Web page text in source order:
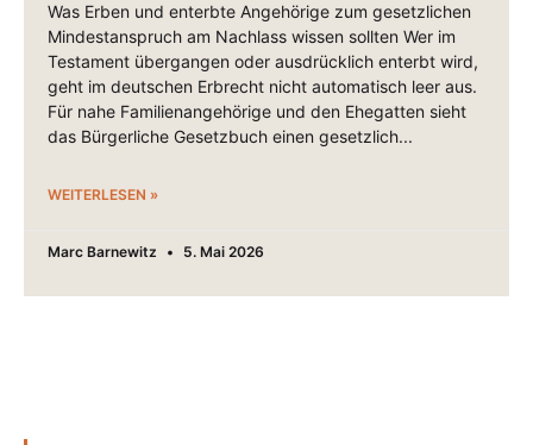
Was Erben und enterbte Angehörige zum gesetzlichen
Mindestanspruch am Nachlass wissen sollten Wer im
Testament übergangen oder ausdrücklich enterbt wird,
geht im deutschen Erbrecht nicht automatisch leer aus.
Für nahe Familienangehörige und den Ehegatten sieht
das Bürgerliche Gesetzbuch einen gesetzlich
WEITERLESEN »
Marc Barnewitz 5. Mai 2026